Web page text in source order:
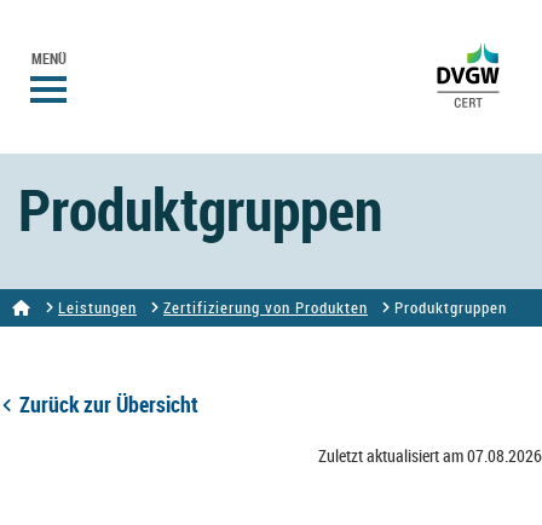
MENÜ
Produktgruppen
Leistungen Zertifizierung von Produkten Produktgruppen
Zurück zur Übersicht
Zuletzt aktualisiert am 07.08.2026